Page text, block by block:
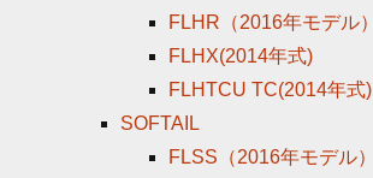
FLHR（2016年モデル）
FLHX(2014年式)
FLHTCU TC(2014年式)
SOFTAIL
FLSS（2016年モデル）